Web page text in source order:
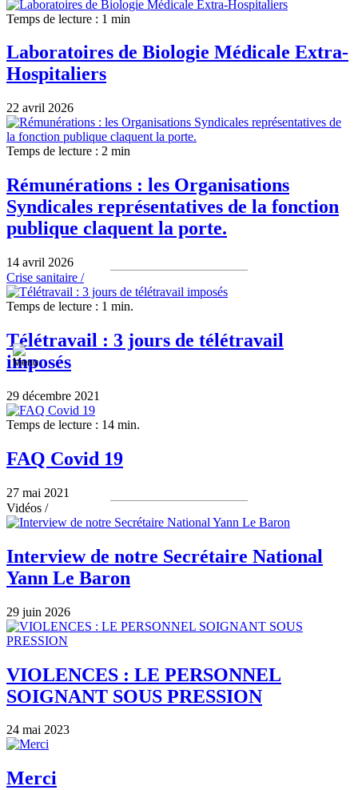
Temps de lecture : 1 min
Laboratoires de Biologie Médicale Extra-
Hospitaliers
22 avril 2026
Temps de lecture : 2 min
Rémunérations : les Organisations
Syndicales représentatives de la fonction
publique claquent la porte.
14 avril 2026
Crise sanitaire /
Temps de lecture : 1 min.
Télétravail : 3 jours de télétravail
imposés
29 décembre 2021
Temps de lecture : 14 min.
FAQ Covid 19
27 mai 2021
Vidéos /
Interview de notre Secrétaire National
Yann Le Baron
29 juin 2026
VIOLENCES : LE PERSONNEL
SOIGNANT SOUS PRESSION
24 mai 2023
Merci